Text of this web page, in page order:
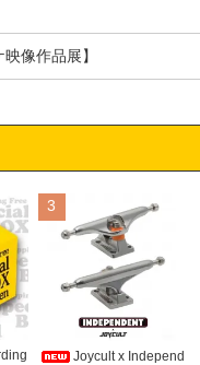
像作品展】
3
Joycult x Independ